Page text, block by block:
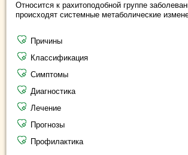
Относится к рахитоподобной группе
происходят системные метаболические
Причины
Классификация
Симптомы
Диагностика
Лечение
Прогнозы
Профилактика